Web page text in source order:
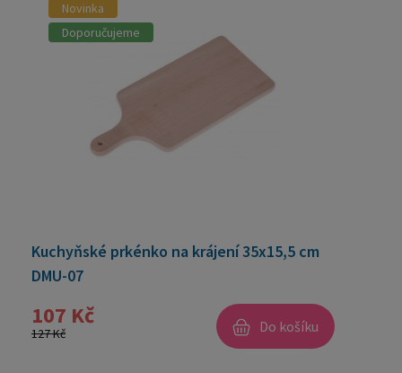
Novinka
Doporučujeme
Kuchyňské prkénko na krájení 35x15,5 cm
DMU-07
107 Kč
127 Kč Do košíku